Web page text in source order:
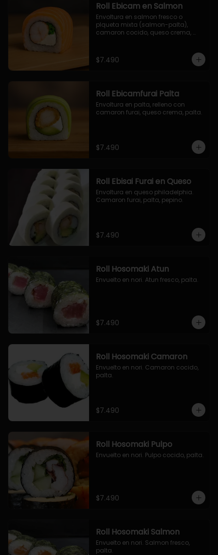
Roll Ebicam en Salmon
Envoltura en salmon fresco o
plqueta mixta (salmon-palta),
camaron cocido, queso crema,
$7.490
Roll Ebicamfurai Palta
Envoltura en palta, relleno con
camaron furai, queso crema, palta.
$7.490
Roll Ebisai Furai en Queso
Envoltura en queso philadelphia.
Camaron furai, palta, pepino.
$7.490
Roll Hosomaki Atun
Envuelto en nori. Atun fresco, palta.
$7.490
Roll Hosomaki Camaron
Envuelto en nori. Camaron cocido,
palta.
$7.490
Roll Hosomaki Pulpo
Envuelto en nori. Pulpo cocido, palta.
$7.490
Roll Hosomaki Salmon
Envuelto en nori. Salmon fresco,
palta.